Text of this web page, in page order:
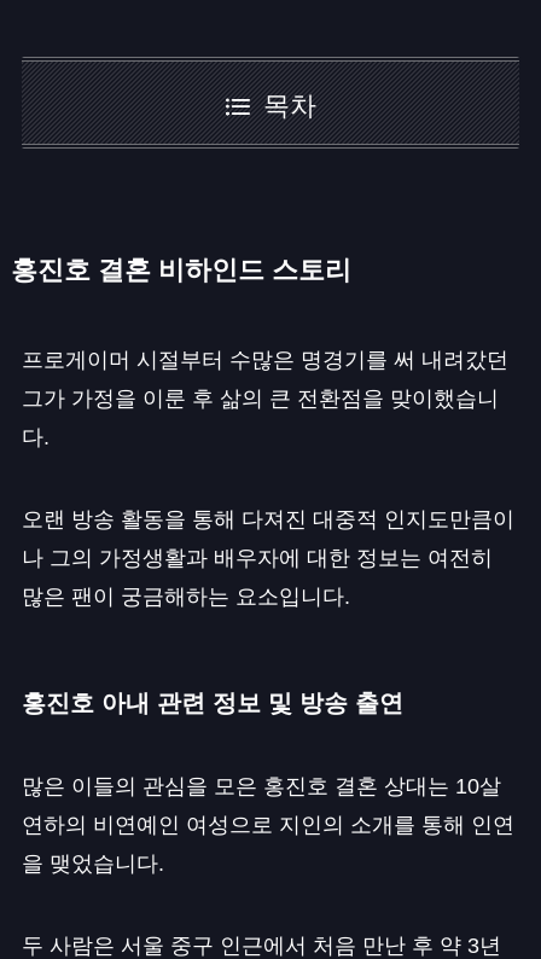
목차
홍진호 결혼 비하인드 스토리
프로게이머 시절부터 수많은 명경기를 써 내려갔던
그가 가정을 이룬 후 삶의 큰 전환점을 맞이했습니
다.
오랜 방송 활동을 통해 다져진 대중적 인지도만큼이
나 그의 가정생활과 배우자에 대한 정보는 여전히
많은 팬이 궁금해하는 요소입니다.
홍진호 아내 관련 정보 및 방송 출연
많은 이들의 관심을 모은 홍진호 결혼 상대는 10살
연하의 비연예인 여성으로 지인의 소개를 통해 인연
을 맺었습니다.
두 사람은 서울 중구 인근에서 처음 만난 후 약 3년